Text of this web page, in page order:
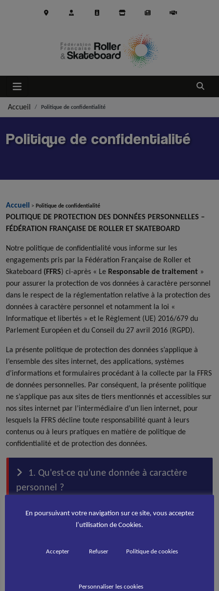
Ouvrir
Accueil Politique de confidentialité
Politique de confidentialité
Accueil > Politique de confidentialité
POLITIQUE DE PROTECTION DES DONNÉES PERSONNELLES –
FÉDÉRATION FRANÇAISE DE ROLLER ET SKATEBOARD
Notre politique de confidentialité vous informe sur les
engagements pris par la Fédération Française de Roller et
Skateboard (FFRS) ci-après « Le Responsable de traitement »
pour assurer la protection de vos données à caractère personnel
dans le respect de la réglementation relative à la protection des
données à caractère personnel et notamment la loi «
Informatique et libertés » et le Règlement (UE) 2016/679 du
Parlement Européen et du Conseil du 27 avril 2016 (RGPD).
La présente politique de protection des données s’applique à
l’ensemble des sites internet, des applications, systèmes
d’informations et formulaires procédant à la collecte par la FFRS
de données personnelles. Par conséquent, la présente politique
ne s’applique pas aux sites de tiers mentionnés et accessibles sur
nos sites internet par l’intermédiaire d’un lien internet, pour
lesquels la FFRS décline toute responsabilité quant à leurs
contenus ou à leurs pratiques en matière de politique de
confidentialité et de protection des données.
1. Qu'est-ce qu'une donnée à caractère
personnel ?
2. Qui est responsable du traitement de
En poursuivant votre navigation sur ce site, vous acceptez
l’utilisation de Cookies.
Accepter Refuser Politique de cookies
Personnaliser les cookies